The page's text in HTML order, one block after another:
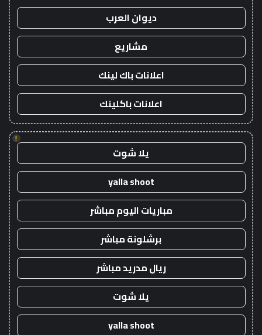
ديوان العرب
مشاريع
اعلانات باك لينك
اعلانات باكلينك
!
يلا شوت
yalla shoot
مباريات اليوم مباشر
برشلونة مباشر
ريال مدريد مباشر
يلا شوت
yalla shoot